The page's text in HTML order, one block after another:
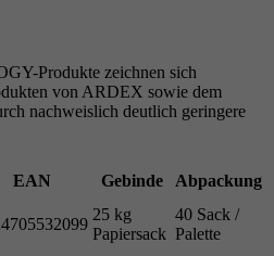
Produkte zeichnen sich
von ARDEX sowie dem
nachweislich deutlich geringere
EAN Gebinde
Abpackung
25 kg
Papiersack
40 Sack /
Palette